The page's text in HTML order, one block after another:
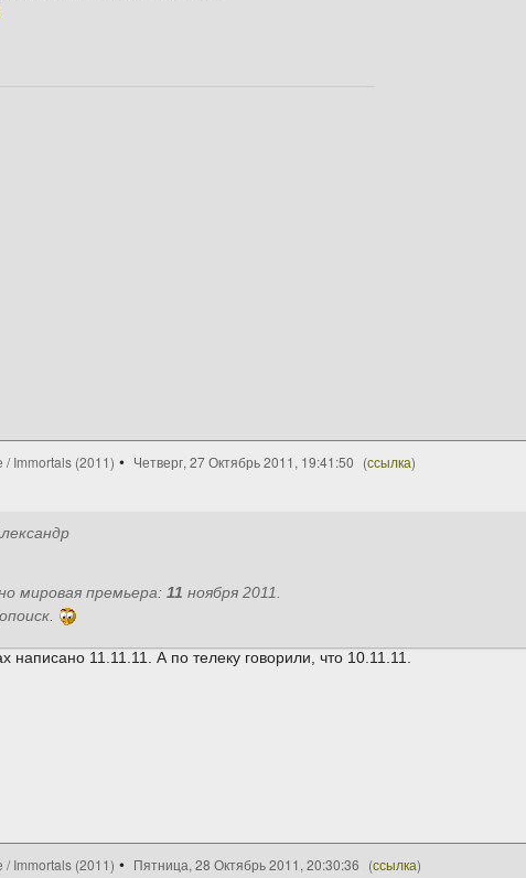
Immortals (2011) Четверг, 27 Октябрь 2011, 19:41:50 (ссылка)
мировая премьера: 11 ноября 2011.
написано 11.11.11. А по телеку говорили, что 10.11.11.
Immortals (2011) Пятница, 28 Октябрь 2011, 20:30:36 (ссылка)